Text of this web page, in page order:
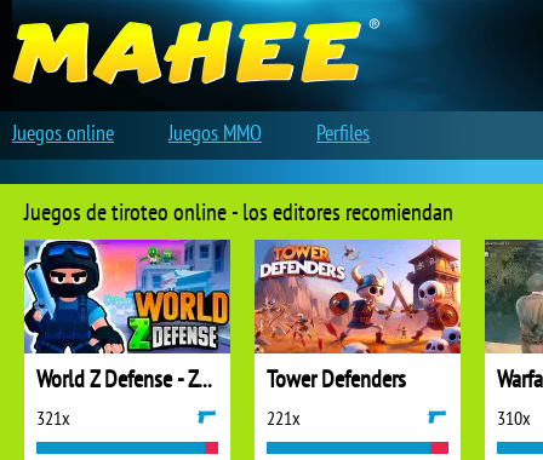
Juegos de tiroteo online - los editores recomiendan
World Z Defense - Zombie Defense
321x
Tower Defenders
221x 310x
Juegos online Juegos MMO Perfiles